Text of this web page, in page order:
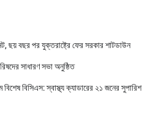
ছয় বছর পর যুক্তরাষ্ট্রে ফের সরকার শাটডাউন
সাধারণ সভা অনুষ্ঠিত
বিসিএস: স্বাস্থ্য ক্যাডারের ২১ জনের সুপারিশ